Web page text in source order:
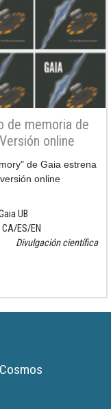
de memoria de
online
de Gaia estrena
online
UB
CA ES EN
Divulgación científica